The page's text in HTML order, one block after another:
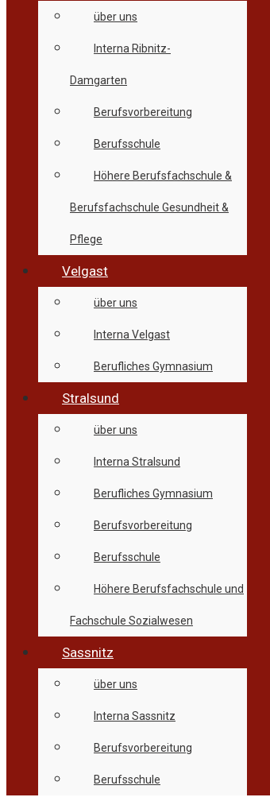
über uns
Interna Ribnitz-
Damgarten
Berufsvorbereitung
Berufsschule
Höhere Berufsfachschule &
Berufsfachschule Gesundheit &
Pflege
Velgast
über uns
Interna Velgast
Berufliches Gymnasium
Stralsund
über uns
Interna Stralsund
Berufliches Gymnasium
Berufsvorbereitung
Berufsschule
Höhere Berufsfachschule und
Fachschule Sozialwesen
Sassnitz
über uns
Interna Sassnitz
Berufsvorbereitung
Berufsschule